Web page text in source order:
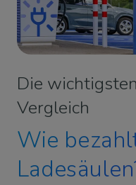
Wie
Die
Vergleich